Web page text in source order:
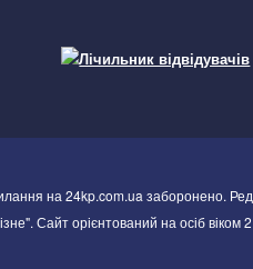
на 24kp.com.ua заборонено.
Сайт орієнтований на осіб віком